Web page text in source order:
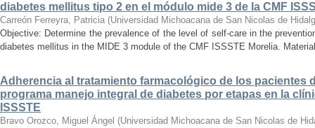
diabetes mellitus tipo 2 en el módulo mide 3 de la CMF
Carreón Ferreyra, Patricia (Universidad Michoacana de San Nicolas de
Objective: Determine the prevalence of the level of self-care in the
diabetes mellitus in the MIDE 3 module of the CMF ISSSTE Morelia.
Adherencia al tratamiento farmacológico de los pacientes
programa manejo integral de diabetes por etapas en la
ISSSTE
Bravo Orozco, Miguel Ángel (Universidad Michoacana de San Nicolas de